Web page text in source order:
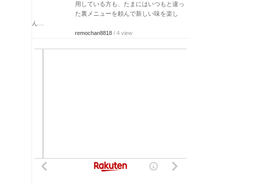
用している方も、たまにはいつもと違っ
た裏メニューを頼んで新しい味を楽し
ん…
remochan8818 / 4 view